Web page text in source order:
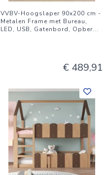
VVBV-Hoogslaper 90x200 cm -
Metalen Frame met Bureau,
LED, USB, Gatenbord, Opber...
€ 489,91